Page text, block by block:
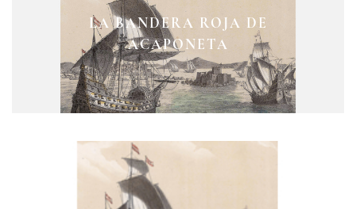
LA BANDERA ROJA DE
ACAPONETA